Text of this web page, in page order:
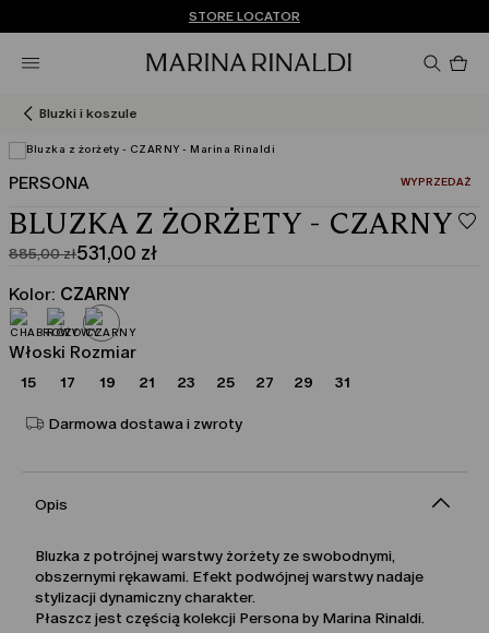
DARMOWA DOSTAWA I ZWROTY
Nie masz konta? ZAREJESTRUJ SIĘ TERAZ
STORE LOCATOR
Bluzki i koszule
PERSONA :WYPRZEDAŻ
BLUZKA Z ŻORŻETY - CZARNY
885,00 zł
Cena
pierwotna
885,00
zł
531,00 zł
Aktualna
cena
531,00
zł
Kolor: CZARNY
Włoski Rozmiar
15 17 19 21 23 25 27 29 31
Darmowa dostawa i zwroty
Opis
Bluzka z potrójnej warstwy żorżety ze swobodnymi,
obszernymi rękawami. Efekt podwójnej warstwy nadaje
stylizacji dynamiczny charakter.
Płaszcz jest częścią kolekcji Persona by Marina Rinaldi.